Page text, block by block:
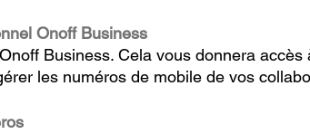
Onoff Business
Business. Cela vous donnera
les numéros de mobile de vos